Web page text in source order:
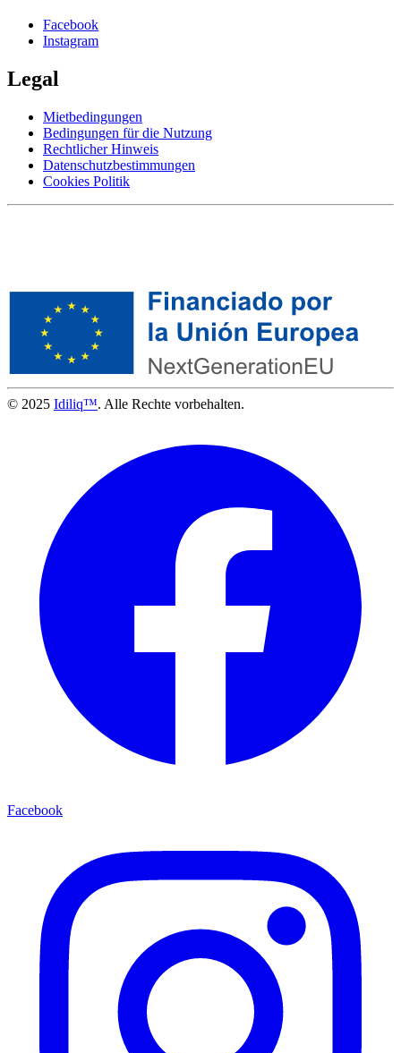
Facebook
Instagram
Legal
Mietbedingungen
Bedingungen für die Nutzung
Rechtlicher Hinweis
Datenschutzbestimmungen
Cookies Politik
© 2025 Idiliq™. Alle Rechte vorbehalten.
Facebook